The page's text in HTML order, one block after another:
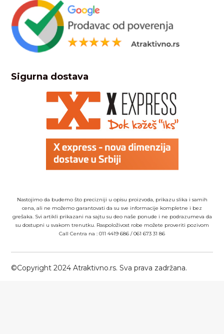
Sigurna dostava
Nastojimo da budemo što precizniji u opisu proizvoda, prikazu slika i samih
cena, ali ne možemo garantovati da su sve informacije kompletne i bez
grešaka. Svi artikli prikazani na sajtu su deo naše ponude i ne podrazumeva da
su dostupni u svakom trenutku. Raspoloživost robe možete proveriti pozivom
Call Centra na : 011 4419 686 /061 673 31 86
©Copyright 2024 Atraktivno.rs. Sva prava zadržana.